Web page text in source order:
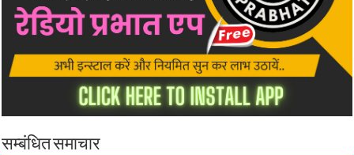
सम्बंधित समाचार